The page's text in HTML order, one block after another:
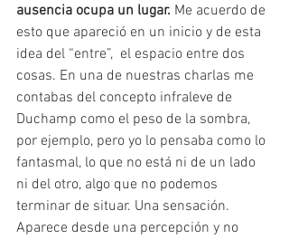
ausencia ocupa un lugar. Me acuerdo de
esto que apareció en un inicio y de esta
idea del “entre”,  el espacio entre dos
cosas. En una de nuestras charlas me
contabas del concepto infraleve de
Duchamp como el peso de la sombra,
por ejemplo, pero yo lo pensaba como lo
fantasmal, lo que no está ni de un lado
ni del otro, algo que no podemos
terminar de situar. Una sensación.
Aparece desde una percepción y no